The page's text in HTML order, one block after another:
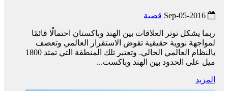
قضية
ربما يشكل توتر العلاقات بين الهند وباكستان احتمالًا قائمًا
لمواجهة نووية حقيقية تقوض الاستقرار العالمي وتعصف
بالنظام العالمي الحالي. وتعتبر تلك المنطقة التي تمتد 1800
ميل على الحدود بين الهند وباكست...
المزيد